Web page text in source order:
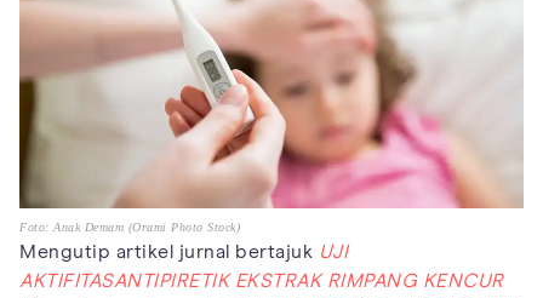
Foto: Anak Demam (Orami Photo Stock)
Mengutip artikel jurnal bertajuk UJI
AKTIFITASANTIPIRETIK EKSTRAK RIMPANG KENCUR